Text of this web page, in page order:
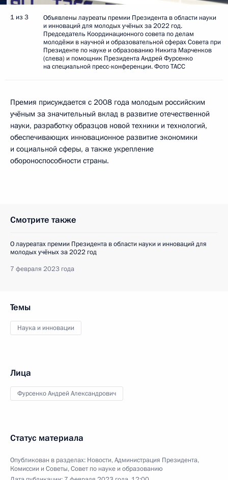
1 из 3
Объявлены лауреаты премии Президента в области науки
и инноваций для молодых учёных за 2022 год.
Председатель Координационного совета по делам
молодёжи в научной и образовательной сферах Совета при
Президенте по науке и образованию Никита Марченков
(слева) и помощник Президента Андрей Фурсенко
на специальной пресс-конференции. Фото ТАСС
Премия присуждается с 2008 года молодым российским
учёным за значительный вклад в развитие отечественной
науки, разработку образцов новой техники и технологий,
обеспечивающих инновационное развитие экономики
и социальной сферы, а также укрепление
обороноспособности страны.
Смотрите также
О лауреатах премии Президента в области науки и инноваций для
молодых учёных за 2022 год
7 февраля 2023 года
Темы
Наука и инновации
Лица
Фурсенко Андрей Александрович
Статус материала
Опубликован в разделах: Новости,Администрация Президента,
Комиссии и Советы,Совет по науке и образованию